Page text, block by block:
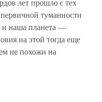
лет прошло с тех
туманности
и наша планета —
на этой тогда еще
не похожи на